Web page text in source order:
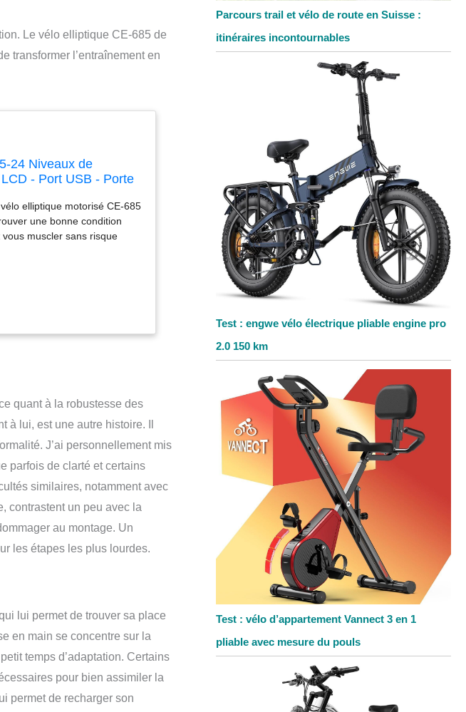
Le vélo elliptique CE-685 de
transformer l’entraînement en
24 Niveaux de
- Port USB - Porte
elliptique motorisé CE-685
une bonne condition
muscler sans risque
offre 24 niveaux de difficulté
24 PROGRAMMES
permet d'accéder à 24
personnels, 5 selon la
cardiaques par capteurs
: Les repose-pieds
pour rester connecté
- Poids de roue : 9 kg - Masse
cm - Norme CE : EN957
d’usures.
quant à la robustesse des
lui, est une autre histoire. Il
J’ai personnellement mis
parfois de clarté et certains
similaires, notamment avec
contrastent un peu avec la
au montage. Un
les étapes les plus lourdes.
lui permet de trouver sa place
en main se concentre sur la
temps d’adaptation. Certains
pour bien assimiler la
permet de recharger son
Parcours trail et vélo de route en Suisse :
itinéraires incontournables
Test : engwe vélo électrique pliable engine pro
2.0 150 km
Test : vélo d’appartement Vannect 3 en 1
pliable avec mesure du pouls